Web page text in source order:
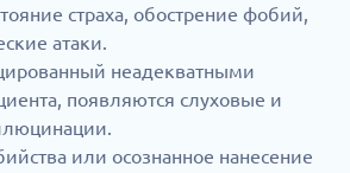
страха, обострение фобий,
атаки.
неадекватными
появляются слуховые и
или осознанное нанесение